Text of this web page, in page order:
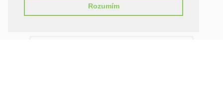
Rozumím
budou použity za účelem zpracování a
odeslání odpovědi.